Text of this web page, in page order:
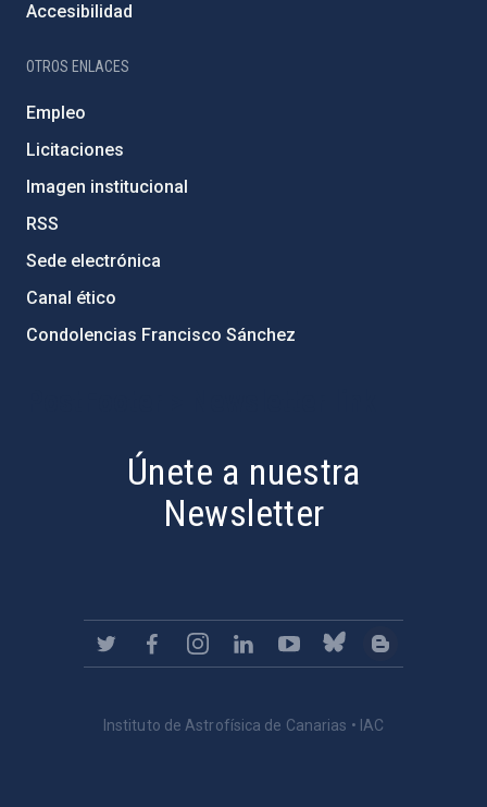
Accesibilidad
OTROS ENLACES
Empleo
Licitaciones
Imagen institucional
RSS
Sede electrónica
Canal ético
Condolencias Francisco Sánchez
Únete a nuestra
Newsletter
Instituto de Astrofísica de Canarias • IAC